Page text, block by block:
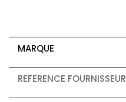
MARQUE
REFERENCE FOURNISSEUR